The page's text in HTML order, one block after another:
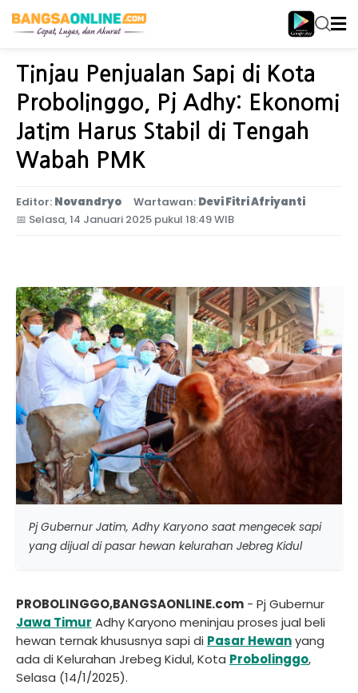
Home Jawa Timur
Tinjau Penjualan Sapi di Kota
Probolinggo, Pj Adhy: Ekonomi
Jatim Harus Stabil di Tengah
Wabah PMK
Editor: Novandryo Wartawan: Devi Fitri Afriyanti
📅 Selasa, 14 Januari 2025 pukul 18:49 WIB
Pj Gubernur Jatim, Adhy Karyono saat mengecek sapi
yang dijual di pasar hewan kelurahan Jebreg Kidul
PROBOLINGGO,BANGSAONLINE.com - Pj Gubernur
Jawa Timur Adhy Karyono meninjau proses jual beli
hewan ternak khususnya sapi di Pasar Hewanyang
ada di Kelurahan Jrebeg Kidul, Kota Probolinggo,
Selasa (14/1/2025).